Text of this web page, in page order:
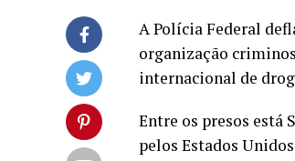
A Polícia Federal
organização
internacional de
Entre os presos está
pelos Estados